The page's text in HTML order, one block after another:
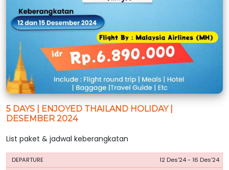
5 DAYS | ENJOYED THAILAND HOLIDAY |
DESEMBER 2024
List paket & jadwal keberangkatan
PERIODE
HARGA
12 Des'24 - 16 Des'24